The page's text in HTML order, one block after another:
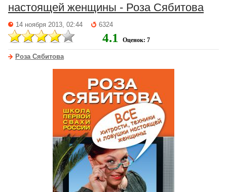
настоящей женщины - Роза Сябитова
14 ноября 2013, 02:44 6324
4.1 Оценок: 7
Роза Сябитова